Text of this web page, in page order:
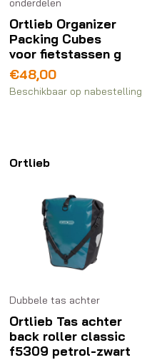
onderdelen
Ortlieb Organizer
Packing Cubes
voor fietstassen g
€48,00
Beschikbaar op nabestelling
Ortlieb
Dubbele tas achter
Ortlieb Tas achter
back roller classic
f5309 petrol-zwart